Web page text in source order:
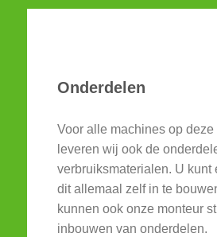
Onderdelen
Voor alle machines op deze
leveren wij ook de
verbruiksmaterialen. U kunt
dit allemaal zelf in te
kunnen ook onze monteur
inbouwen van onderdelen.